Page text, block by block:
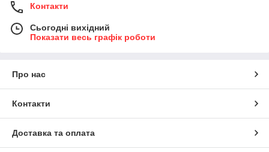
Контакти
Сьогодні вихідний
Показати весь графік роботи
Про нас
Контакти
Доставка та оплата